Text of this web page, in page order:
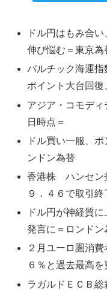
ドル円はもみ合
伸び悩む＝東京為
バルチック海運
ポイント大台回復
アジア・コモデ
日時点＝
ドル買い一服、
ンドン為替
香港株 ハンセン
９．４６で取引終
ドル円が神経質
発言に＝ロンドン
２月ユーロ圏消
６％と過去最高
ラガルドＥＣＢ